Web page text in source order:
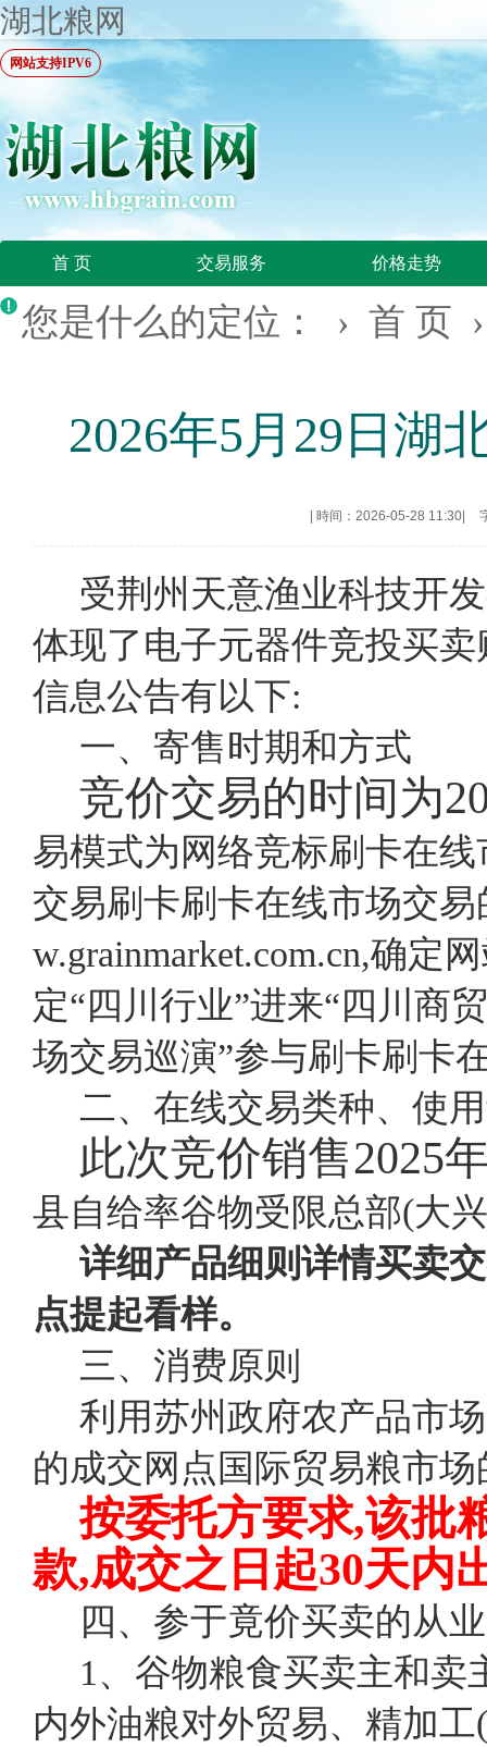
湖北粮网
网站支持IPV6
首 页 交易服务 价格走势
您是什么的定位： › 首 页
2026年5月29日湖
時间：2026-05-28 11:30
受荆州天意渔业科技开
体现了电子元器件竞投买
信息公告有以下:
一、寄售时期和方式
竞价交易的时间为
易模式为网络竞标刷卡在
交易刷卡刷卡在线市场交
w.grainmarket.com.cn,确定
定“四川行业”进来“四川商
场交易巡演”参与刷卡刷卡
二、在线交易类种、使
此次竞价销售2025
县自给率谷物受限总部(大
详细产品细则详情买卖
点提起看样。
三、消费原则
利用苏州政府农产品市
的成交网点国际贸易粮市
按委托方要求,该批
款,成交之日起30天内
四、参于竟价买卖的从
1、谷物粮食买卖主和
内外油粮对外贸易、精加